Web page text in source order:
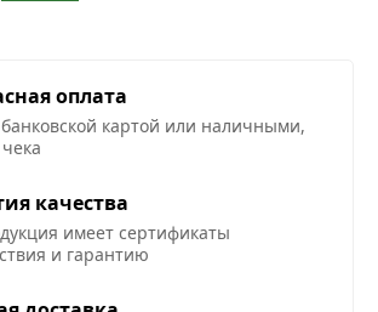
оплата
картой или наличными,
качества
имеет сертификаты
и гарантию